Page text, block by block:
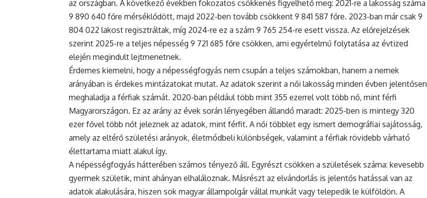
az országban. A következő években fokozatos csökkenés figyelhető meg: 2021-re a lakosság száma
9 890 640 főre mérséklődött, majd 2022-ben tovább csökkent 9 841 587 főre. 2023-ban már csak 9
804 022 lakost regisztráltak, míg 2024-re ez a szám 9 765 254-re esett vissza. Az előrejelzések
szerint 2025-re a teljes népesség 9 721 685 főre csökken, ami egyértelmű folytatása az évtized
elején megindult lejtmenetnek.
Érdemes kiemelni, hogy a népességfogyás nem csupán a teljes számokban, hanem a nemek
arányában is érdekes mintázatokat mutat. Az adatok szerint a női lakosság minden évben jelentősen
meghaladja a férfiak számát. 2020-ban például több mint 355 ezerrel volt több nő, mint férfi
Magyarországon. Ez az arány az évek során lényegében állandó maradt: 2025-ben is mintegy 320
ezer fővel több nőt jeleznek az adatok, mint férfit. A női többlet egy ismert demográfiai sajátosság,
amely az eltérő születési arányok, életmódbeli különbségek, valamint a férfiak rövidebb várható
élettartama miatt alakul így.
A népességfogyás hátterében számos tényező áll. Egyrészt csökken a születések száma: kevesebb
gyermek születik, mint ahányan elhaláloznak. Másrészt az elvándorlás is jelentős hatással van az
adatok alakulására, hiszen sok magyar állampolgár vállal munkát vagy telepedik le külföldön. A